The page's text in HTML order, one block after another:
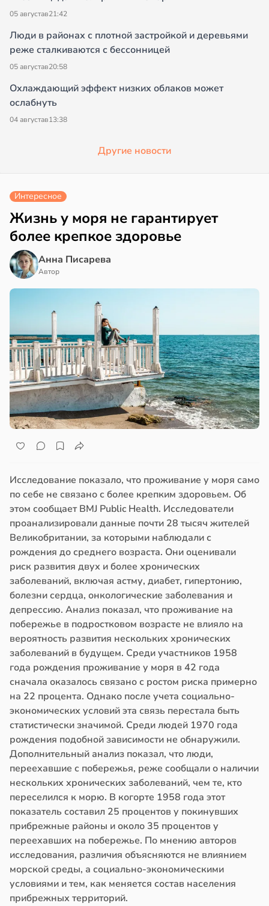
05 августав21:42
Люди в районах с плотной застройкой и деревьями
реже сталкиваются с бессонницей
05 августав20:58
Охлаждающий эффект низких облаков может
ослабнуть
04 августав13:38
Другие новости
Интересное
Жизнь у моря не гарантирует
более крепкое здоровье
Анна Писарева
Автор
Исследование показало, что проживание у моря само
по себе не связано с более крепким здоровьем. Об
этом сообщает BMJ Public Health. Исследователи
проанализировали данные почти 28 тысяч жителей
Великобритании, за которыми наблюдали с
рождения до среднего возраста. Они оценивали
риск развития двух и более хронических
заболеваний, включая астму, диабет, гипертонию,
болезни сердца, онкологические заболевания и
депрессию. Анализ показал, что проживание на
побережье в подростковом возрасте не влияло на
вероятность развития нескольких хронических
заболеваний в будущем. Среди участников 1958
года рождения проживание у моря в 42 года
сначала оказалось связано с ростом риска примерно
на 22 процента. Однако после учета социально-
экономических условий эта связь перестала быть
статистически значимой. Среди людей 1970 года
рождения подобной зависимости не обнаружили.
Дополнительный анализ показал, что люди,
переехавшие с побережья, реже сообщали о наличии
нескольких хронических заболеваний, чем те, кто
переселился к морю. В когорте 1958 года этот
показатель составил 25 процентов у покинувших
прибрежные районы и около 35 процентов у
переехавших на побережье. По мнению авторов
исследования, различия объясняются не влиянием
морской среды, а социально-экономическими
условиями и тем, как меняется состав населения
прибрежных территорий.